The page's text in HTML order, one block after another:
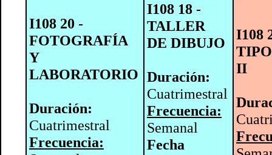
I108 20 -
FOTOGRAFÍA
Y
LABORATORIO
Duración:
Cuatrimestral
Frecuencia:
I108 18 -
TALLER
DE DIBUJO
Duración:
Cuatrimestral
Frecuencia:
Semanal
Fecha
I108
II